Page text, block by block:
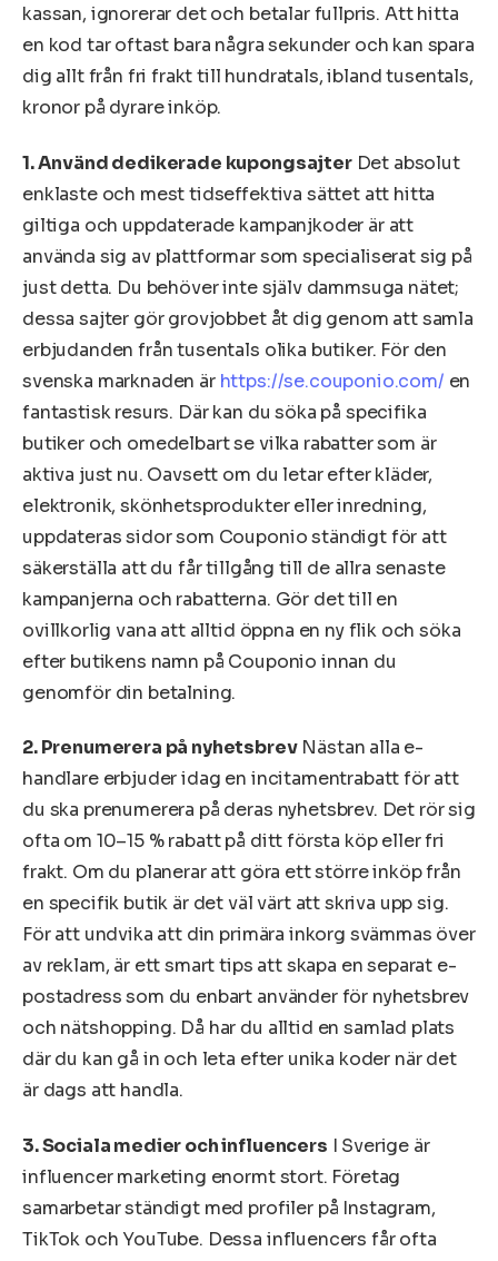
kassan, ignorerar det och betalar fullpris. Att hitta
en kod tar oftast bara några sekunder och kan spara
dig allt från fri frakt till hundratals, ibland tusentals,
kronor på dyrare inköp.
1. Använd dedikerade kupongsajterDet absolut
enklaste och mest tidseffektiva sättet att hitta
giltiga och uppdaterade kampanjkoder är att
använda sig av plattformar som specialiserat sig på
just detta. Du behöver inte själv dammsuga nätet;
dessa sajter gör grovjobbet åt dig genom att samla
erbjudanden från tusentals olika butiker. För den
svenska marknaden är https://se.couponio.com/ en
fantastisk resurs. Där kan du söka på specifika
butiker och omedelbart se vilka rabatter som är
aktiva just nu. Oavsett om du letar efter kläder,
elektronik, skönhetsprodukter eller inredning,
uppdateras sidor som Couponio ständigt för att
säkerställa att du får tillgång till de allra senaste
kampanjerna och rabatterna. Gör det till en
ovillkorlig vana att alltid öppna en ny flik och söka
efter butikens namn på Couponio innan du
genomför din betalning.
2. Prenumerera på nyhetsbrevNästan alla e-
handlare erbjuder idag en incitamentrabatt för att
du ska prenumerera på deras nyhetsbrev. Det rör sig
ofta om 10–15 % rabatt på ditt första köp eller fri
frakt. Om du planerar att göra ett större inköp från
en specifik butik är det väl värt att skriva upp sig.
För att undvika att din primära inkorg svämmas över
av reklam, är ett smart tips att skapa en separat e-
postadress som du enbart använder för nyhetsbrev
och nätshopping. Då har du alltid en samlad plats
där du kan gå in och leta efter unika koder när det
är dags att handla.
3. Sociala medier och influencers I Sverige är
influencer marketing enormt stort. Företag
samarbetar ständigt med profiler på Instagram,
TikTok och YouTube. Dessa influencers får ofta